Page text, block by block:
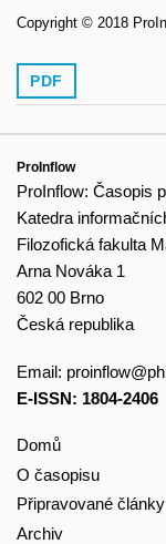
Copyright © 2018
PDF
ProInflow
ProInflow: Časopis
Katedra
Filozofická fakulta
Arna Nováka 1
602 00 Brno
Česká republika
Email:
E-ISSN: 1804-2406
Domů
O časopisu
Připravované články
Archiv